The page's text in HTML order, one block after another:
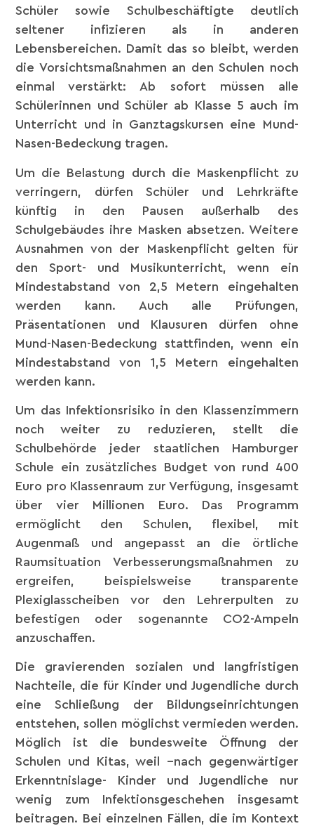
Schüler sowie Schulbeschäftigte deutlich
seltener infizieren als in anderen
Lebensbereichen. Damit das so bleibt, werden
die Vorsichtsmaßnahmen an den Schulen noch
einmal verstärkt: Ab sofort müssen alle
Schülerinnen und Schüler ab Klasse 5 auch im
Unterricht und in Ganztagskursen eine Mund-
Nasen-Bedeckung tragen.
Um die Belastung durch die Maskenpflicht zu
verringern, dürfen Schüler und Lehrkräfte
künftig in den Pausen außerhalb des
Schulgebäudes ihre Masken absetzen. Weitere
Ausnahmen von der Maskenpflicht gelten für
den Sport- und Musikunterricht, wenn ein
Mindestabstand von 2,5 Metern eingehalten
werden kann. Auch alle Prüfungen,
Präsentationen und Klausuren dürfen ohne
Mund-Nasen-Bedeckung stattfinden, wenn ein
Mindestabstand von 1,5 Metern eingehalten
werden kann.
Um das Infektionsrisiko in den Klassenzimmern
noch weiter zu reduzieren, stellt die
Schulbehörde jeder staatlichen Hamburger
Schule ein zusätzliches Budget von rund 400
Euro pro Klassenraum zur Verfügung, insgesamt
über vier Millionen Euro. Das Programm
ermöglicht den Schulen, flexibel, mit
Augenmaß und angepasst an die örtliche
Raumsituation Verbesserungsmaßnahmen zu
ergreifen, beispielsweise transparente
Plexiglasscheiben vor den Lehrerpulten zu
befestigen oder sogenannte CO2-Ampeln
anzuschaffen.
Die gravierenden sozialen und langfristigen
Nachteile, die für Kinder und Jugendliche durch
eine Schließung der Bildungseinrichtungen
entstehen, sollen möglichst vermieden werden.
Möglich ist die bundesweite Öffnung der
Schulen und Kitas, weil –nach gegenwärtiger
Erkenntnislage- Kinder und Jugendliche nur
wenig zum Infektionsgeschehen insgesamt
beitragen. Bei einzelnen Fällen, die im Kontext